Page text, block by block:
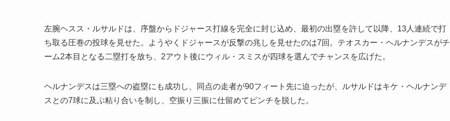
左腕ヘスス・ルサルドは、序盤からドジャース打線を完全に封じ込め、最初の出塁を許して以降、13人連続で打
ち取る圧巻の投球を見せた。ようやくドジャースが反撃の兆しを見せたのは7回。テオスカー・ヘルナンデスがチ
ーム2本目となる二塁打を放ち、2アウト後にウィル・スミスが四球を選んでチャンスを広げた。
ヘルナンデスは三塁への盗塁にも成功し、同点の走者が90フィート先に迫ったが、ルサルドはキケ・ヘルナンデ
スとの7球に及ぶ粘り合いを制し、空振り三振に仕留めてピンチを脱した。